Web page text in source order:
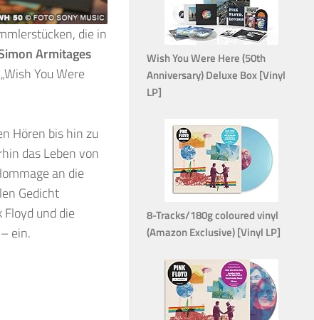
die in
Armitages
You Were
Hören bis hin zu
das Leben von
an die
Gedicht
und die
ein.
Wish You Were Here (50th
Anniversary) Deluxe Box [Vinyl
LP]
8-Tracks/180g coloured vinyl
(Amazon Exclusive) [Vinyl LP]